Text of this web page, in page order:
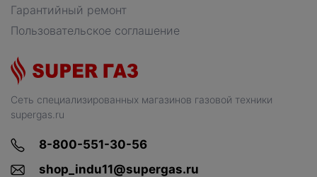
Сеть специализированных магазинов газовой техники
supergas.ru
8-800-551-30-56
shop_indu11@supergas.ru
Гарантийный ремонт
Пользовательское соглашение